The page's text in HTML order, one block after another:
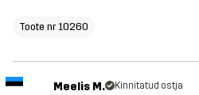
Toote nr 10260
Meelis M. Kinnitatud ostja